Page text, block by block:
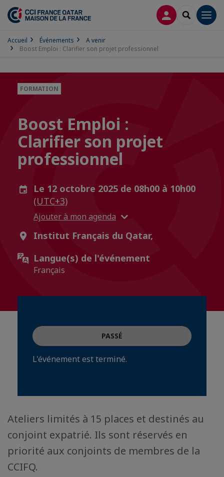
CONNEXION
Accueil Événements
A venir
Boost Emploi : Clarifier son projet professionnel
FORMATION
Boost Emploi :
Clarifier son projet
professionnel
Le 12 octobre 2025 de 08h00 à 10h00
(UTC+3)
Ajouter à mon agenda
Institut Français du Qatar,
Langue(s) de l'événement
Français
PASSÉ
L'événement est terminé.
Ateliers limités à 15 places et destinés au
conjoint expatrié. Ils sont réservés en
priorité aux conjoints de membres de la
CCIFQ.